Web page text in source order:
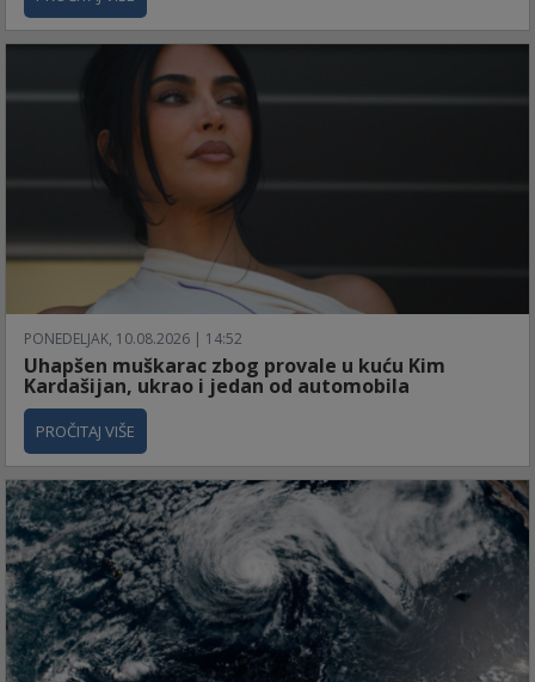
PONEDELJAK, 10.08.2026 | 14:52
Uhapšen muškarac zbog provale u kuću Kim
Kardašijan, ukrao i jedan od automobila
PROČITAJ VIŠE